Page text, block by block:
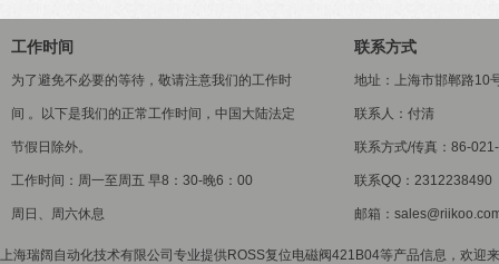
工作时间
为了避免不必要的等待，敬请注意我们的工作时
间 。以下是我们的正常工作时间，中国大陆法定
节假日除外。
工作时间：周一至周五 早8：30-晚6：00
周日、周六休息
联系方式
地址：上海市邯郸路10
联系人：付清
联系方式/传真：86-
联系QQ：2312238490
邮箱：
上海瑞阔自动化技术有限公司专业提供ROSS复位电磁阀421B04等产品信息，欢迎